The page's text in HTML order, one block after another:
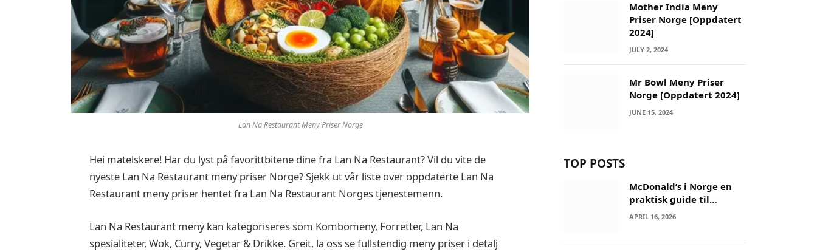
Lan Na Restaurant Meny Priser Norge
Hei matelskere! Har du lyst på favorittbitene dine fra Lan Na Restaurant? Vil du vite de
nyeste Lan Na Restaurant meny priser Norge? Sjekk ut vår liste over oppdaterte Lan Na
Restaurant meny priser hentet fra Lan Na Restaurant Norges tjenestemenn.
Lan Na Restaurant meny kan kategoriseres som Kombomeny, Forretter, Lan Na
spesialiteter, Wok, Curry, Vegetar & Drikke. Greit, la oss se fullstendig meny priser i detalj
Mother India Meny
Priser Norge [Oppdatert
2024]
JULY 2, 2024
Mr Bowl Meny Priser
Norge [Oppdatert 2024]
JUNE 15, 2024
TOP POSTS
McDonald’s i Norge en
praktisk guide til
menyer og besøk
APRIL 16, 2026